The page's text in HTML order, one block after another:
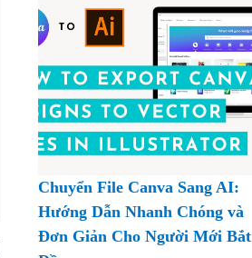
Chuyển File Canva Sang AI:
Hướng Dẫn Nhanh Chóng và
Đơn Giản Cho Người Mới Bắt